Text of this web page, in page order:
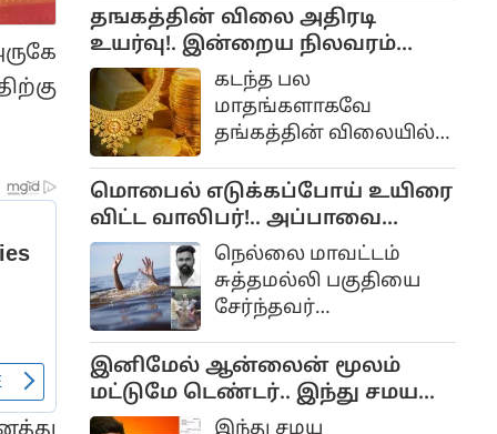
முன்பதிவு செய்வது
அல்லது கல்வி
வகுப்புகளில் சேர்வது
என அனைத்திற்கும்
இன்று செயலிகளையே
நம்பியிருக்கிறோம்.
தொடக்கத்தில்
திரையில் தெரியும்
கட்டணம், இறுதியாக
பணம் செலுத்தும்
பக்கத்தை அடையும்
போது கூடிக்கொண்டே
கவனித்திருப்போம்.
தஙகத்தின் விலை அதிரடி
உயர்வு!. இன்றைய நிலவரம்
என்ன?..
கடந்த பல
மாதங்களாகவே
தங்கத்தின் விலையில்
காணப்படுகிறது. சில
மாதங்களுக்கு முன்பு
தங்கத்தின் விலை ஒரு
லட்சத்தை தாண்டியது.
தற்போது வரை
அதிலிருந்து
குறையவில்லை.
மொபைல் எடுக்கப்போய் உயிரை
விட்ட வாலிபர்!.. அப்பாவை
இழந்த 9 மாத குழந்தை...
நெல்லை மாவட்டம்
சுத்தமல்லி பகுதியை
சேர்ந்தவர்
திருமணமாகி 9 மாத
ஆண் குழந்தை
இருக்கிறது.
இனிமேல் ஆன்லைன் மூலம்
மட்டுமே டெண்டர்.. இந்து சமய
அறநிலையத்துறையின் அதிரடி
இந்து சமய